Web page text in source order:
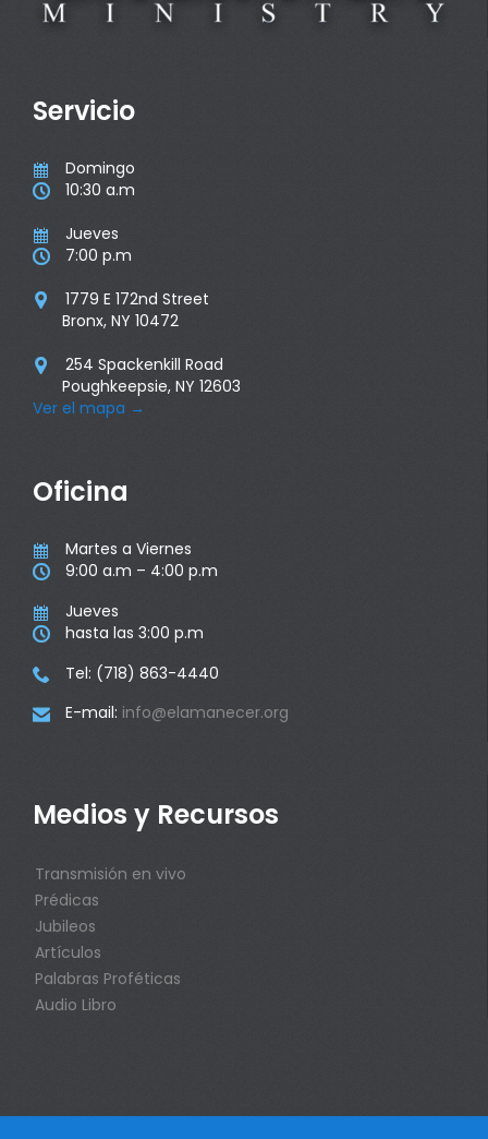
Servicio
 Domingo
 10:30 a.m
 Jueves
 7:00 p.m

1779 E 172nd Street
Bronx, NY 10472

254 Spackenkill Road
Poughkeepsie, NY 12603
Ver el mapa →
Oficina
 Martes a Viernes
 9:00 a.m – 4:00 p.m
 Jueves
 hasta las 3:00 p.m
 Tel: (718) 863-4440
 E-mail: info@elamanecer.org
Medios y Recursos
Transmisión en vivo
Prédicas
Jubileos
Artículos
Palabras Proféticas
Audio Libro